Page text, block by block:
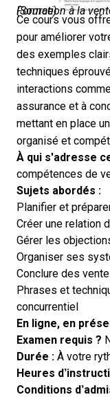
Formation à la vente : techniques de vente pratiques (Source)
Ce cours vous
pour améliorer
des exemples
techniques
interactions
assurance et à
mettant en place
organisé et
À qui s'adresse
compétences de
Sujets abordés :
Planifier et
Créer une relation
Gérer les
Organiser ses
Conclure des
Phrases et
concurrentiel
En ligne, en
Examen requis ?
Durée : À votre
Heures
Conditions